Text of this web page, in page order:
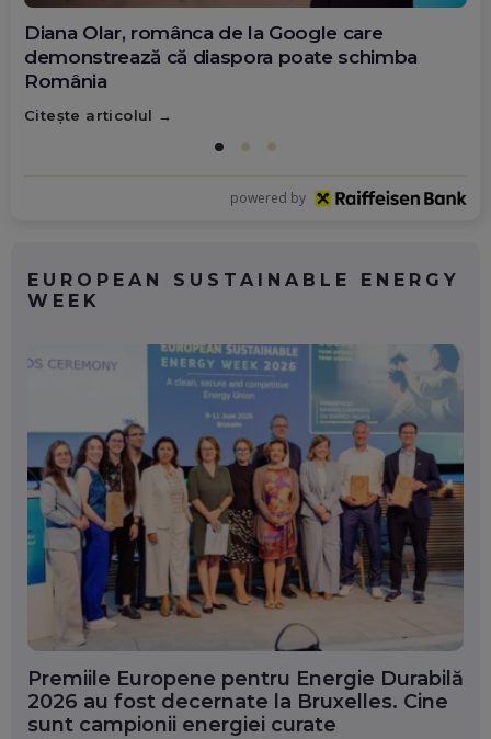
Diana Olar, românca de la Google care
demonstrează că diaspora poate schimba
România
Citește articolul
powered by
EUROPEAN SUSTAINABLE ENERGY
WEEK
Premiile Europene pentru Energie Durabilă
2026 au fost decernate la Bruxelles. Cine
sunt campionii energiei curate